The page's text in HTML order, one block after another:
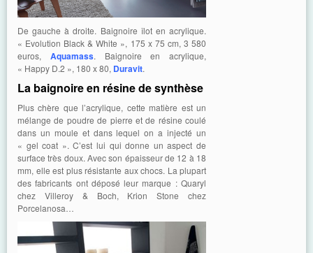
De gauche à droite. Baignoire îlot en acrylique.
« Evolution Black & White », 175 x 75 cm, 3 580
euros, Aquamass. Baignoire en acrylique,
« Happy D.2 », 180 x 80, Duravit.
La baignoire en résine de synthèse
Plus chère que l’acrylique, cette matière est un
mélange de poudre de pierre et de résine coulé
dans un moule et dans lequel on a injecté un
« gel coat ». C’est lui qui donne un aspect de
surface très doux. Avec son épaisseur de 12 à 18
mm, elle est plus résistante aux chocs. La plupart
des fabricants ont déposé leur marque : Quaryl
chez Villeroy & Boch, Krion Stone chez
Porcelanosa…